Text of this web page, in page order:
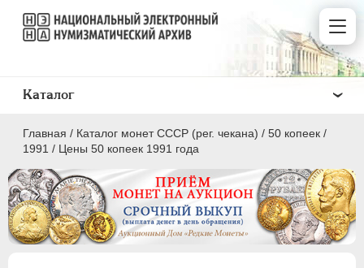
Главная / Каталог монет СССР (рег. чекана) / 50 копеек /
1991 / Цены 50 копеек 1991 года
Каталог
ПОЛКОПЕЙКИ